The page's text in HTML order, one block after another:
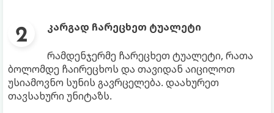
კარგად ჩარეცხეთ ტუალეტი
რამდენჯერმე ჩარეცხეთ ტუალეტი, რათა
ბოლომდე ჩაირეცხოს და თავიდან აიცილოთ
უსიამოვნო სუნის გავრცელება. დაახურეთ
თავსახური უნიტაზს.